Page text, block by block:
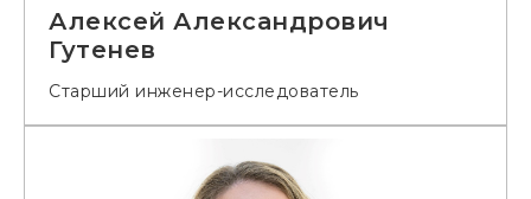
Алексей Александрович
Гутенев
Старший инженер-исследователь